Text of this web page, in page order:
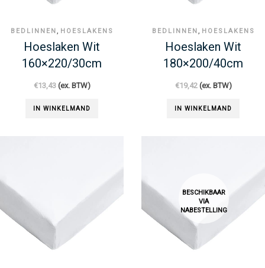
BEDLINNEN HOESLAKENS
Hoeslaken Wit
160×220/30cm
€13,43(ex. BTW)
IN WINKELMAND
BEDLINNEN HOESLAKENS
Hoeslaken Wit
180×200/40cm
€19,42(ex. BTW)
IN WINKELMAND
BESCHIKBAAR
VIA
NABESTELLING